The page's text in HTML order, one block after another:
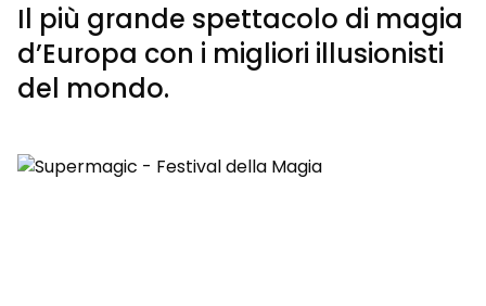
Il più grande spettacolo di magia
d’Europa con i migliori illusionisti
del mondo.